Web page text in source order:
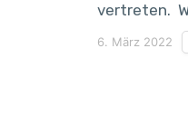
vertreten.
6. März 2022